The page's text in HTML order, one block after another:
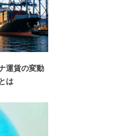
運賃の変動
は